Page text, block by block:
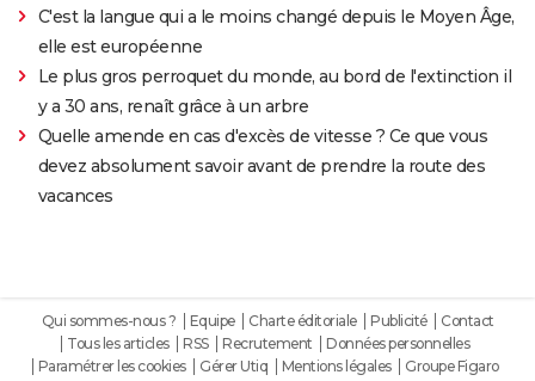
C'est la langue qui a le moins changé depuis le Moyen Âge,
elle est européenne
Le plus gros perroquet du monde, au bord de l'extinction il
y a 30 ans, renaît grâce à un arbre
Quelle amende en cas d'excès de vitesse ? Ce que vous
devez absolument savoir avant de prendre la route des
vacances
Qui sommes-nous ? Equipe Charte éditoriale Publicité
Contact
Tous les articles
RSS Recrutement
Données personnelles
Paramétrer les cookies
Gérer Utiq Mentions légales
Groupe Figaro